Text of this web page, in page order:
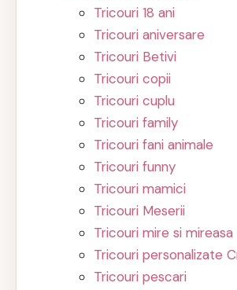
Tricouri 18 ani
Tricouri aniversare
Tricouri Betivi
Tricouri copii
Tricouri cuplu
Tricouri family
Tricouri fani animale
Tricouri funny
Tricouri mamici
Tricouri Meserii
Tricouri mire si mireasa
Tricouri personalizate
Tricouri pescari